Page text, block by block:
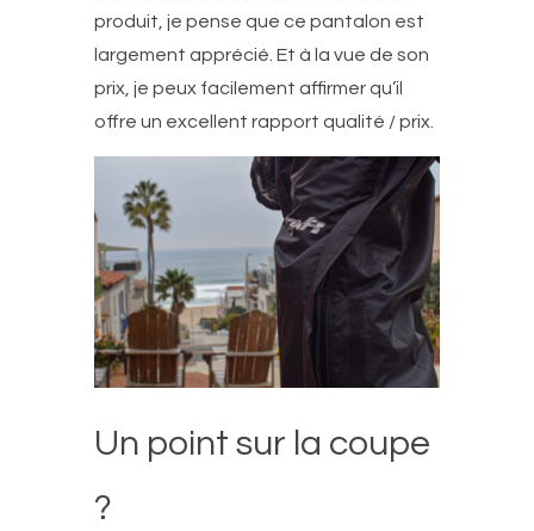
produit, je pense que ce pantalon est
largement apprécié. Et à la vue de son
prix, je peux facilement affirmer qu’il
offre un excellent rapport qualité / prix.
Un point sur la coupe
?